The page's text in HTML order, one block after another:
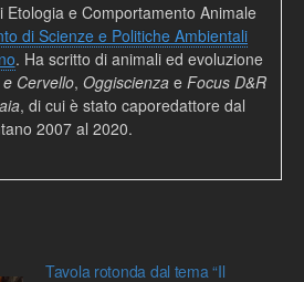
Etologia e Comportamento Animale
di Scienze e Politiche Ambientali
. Ha scritto di animali ed evoluzione
Cervello, Oggiscienzae Focus D&R
, di cui è stato caporedattore dal
2007 al 2020.
Tavola rotonda dal tema “Il